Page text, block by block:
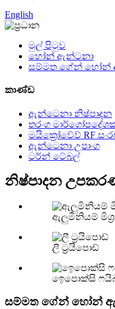
English
මුල් පිටුව
හෝන් ඇන්ටනා
සම්මත ගේන් හෝන්
කාණ්ඩ
ඇන්ටෙනා නිෂ්පාදන
තරංග
මයික්‍රෝවේව් RF
ඇන්ටෙනා උපාංග
ටර්න් ටේබල්
නිෂ්පාදන
ඇලුමිනියම් මිශ්‍ර
ලී ට්‍රයිපොඩ්
ඉෙපොක්සි
සම්මත ගේන් හෝන්